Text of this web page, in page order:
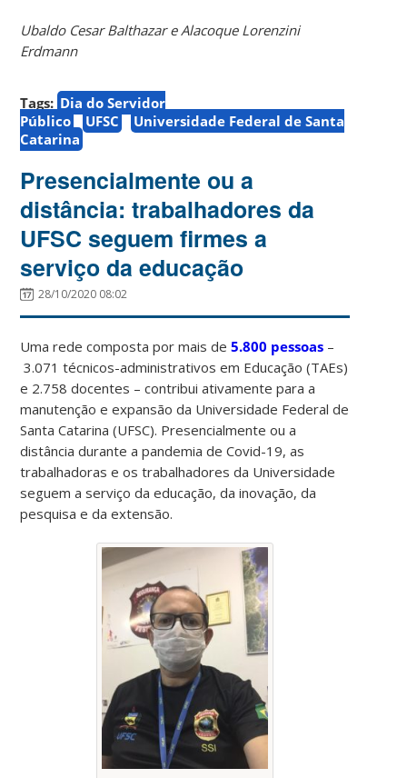
Ubaldo Cesar Balthazar e Alacoque Lorenzini
Erdmann
Tags: Dia do Servidor
Público
UFSC
Universidade Federal de Santa
Catarina
Presencialmente ou a
distância: trabalhadores da
UFSC seguem firmes a
serviço da educação
28/10/2020 08:02
Uma rede composta por mais de5.800 pessoas –
3.071 técnicos-administrativos em Educação (TAEs)
e 2.758 docentes – contribui ativamente para a
manutenção e expansão da Universidade Federal de
Santa Catarina (UFSC). Presencialmente ou a
distância durante a pandemia de Covid-19, as
trabalhadoras e os trabalhadores da Universidade
seguem a serviço da educação, da inovação, da
pesquisa e da extensão.